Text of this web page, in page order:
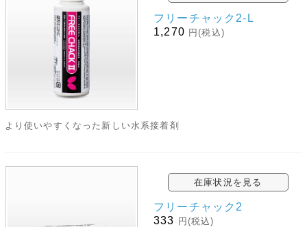
フリーチャック2‐L
1,270 円(税込)
より使いやすくなった新しい水系接着剤
在庫状況を見る
フリーチャック2
333 円(税込)